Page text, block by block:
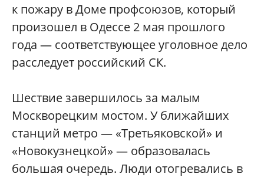
к пожару в Доме профсоюзов, который
произошел в Одессе 2 мая прошлого
года — соответствующее уголовное дело
расследует российский СК.
Шествие завершилось за малым
Москворецким мостом. У ближайших
станций метро — «Третьяковской» и
«Новокузнецкой» — образовалась
большая очередь. Люди отогревались в